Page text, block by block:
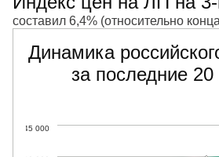
составил 6,4% (относительно
Динамика
за последние 20